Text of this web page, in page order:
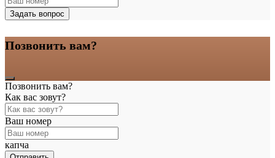
Задать вопрос
Позвонить вам?
Позвонить вам?
Как вас зовут?
Ваш номер
капча